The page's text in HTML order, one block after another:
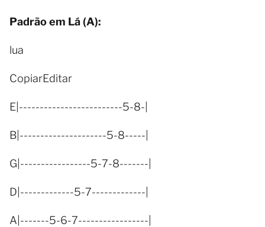
Padrão em Lá (A):
lua
CopiarEditar
E|-------------------------5-8-|
B|---------------------5-8-----|
G|-----------------5-7-8-------|
D|-------------5-7-------------|
A|-------5-6-7-----------------|